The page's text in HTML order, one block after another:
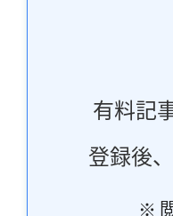
有料記
登録後
※